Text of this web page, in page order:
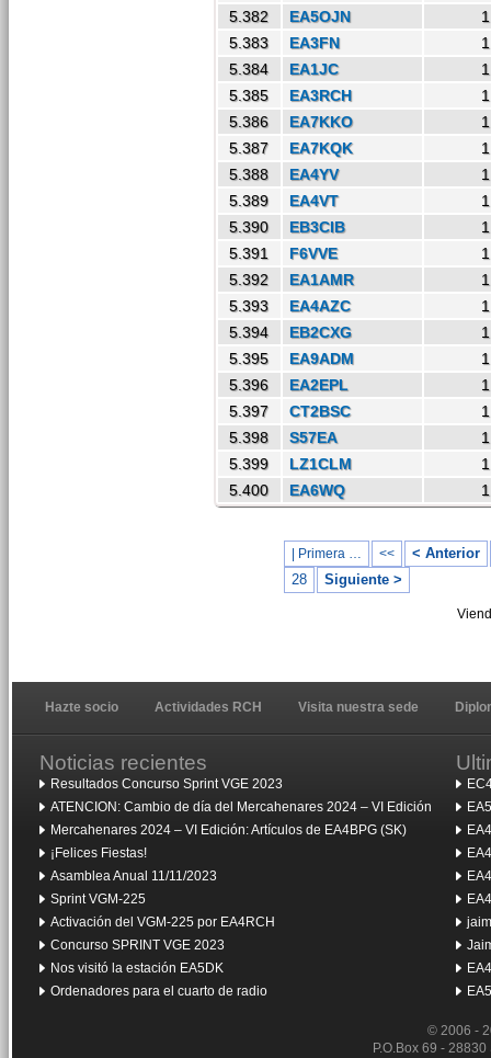
5.382
EA5OJN
1
5.383
EA3FN
1
5.384
EA1JC
1
5.385
EA3RCH
1
5.386
EA7KKO
1
5.387
EA7KQK
1
5.388
EA4YV
1
5.389
EA4VT
1
5.390
EB3CIB
1
5.391
F6VVE
1
5.392
EA1AMR
1
5.393
EA4AZC
1
5.394
EB2CXG
1
5.395
EA9ADM
1
5.396
EA2EPL
1
5.397
CT2BSC
1
5.398
S57EA
1
5.399
LZ1CLM
1
5.400
EA6WQ 1
| Primera … <<
< Anterior
28
Siguiente >
Hazte socio Actividades RCH Visita nuestra sede
Noticias recientes
Resultados Concurso Sprint VGE 2023
ATENCION: Cambio de día del Mercahenares 2024 – VI Edición
Mercahenares 2024 – VI Edición: Artículos de EA4BPG (SK)
¡Felices Fiestas!
Asamblea Anual 11/11/2023
Sprint VGM-225
Activación del VGM-225 por EA4RCH
Concurso SPRINT VGE 2023
Nos visitó la estación EA5DK
Ordenadores para el cuarto de radio
© 2006 -
P.O.Box 69 -